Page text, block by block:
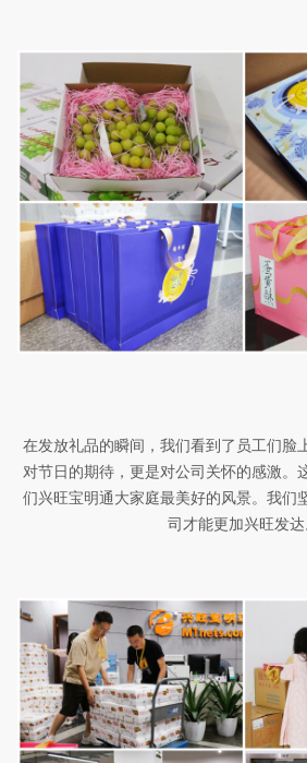
在发放礼品的瞬间，我们看到了员工们脸
对节日的期待，更是对公司关怀的感激。
们兴旺宝明通大家庭最美好的风景。我们
司才能更加兴旺发达